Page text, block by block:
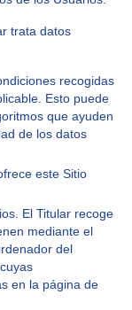
trata datos
recogidas
Esto puede
que ayuden
de los datos
este Sitio
El Titular recoge
mediante el
del
en la página de